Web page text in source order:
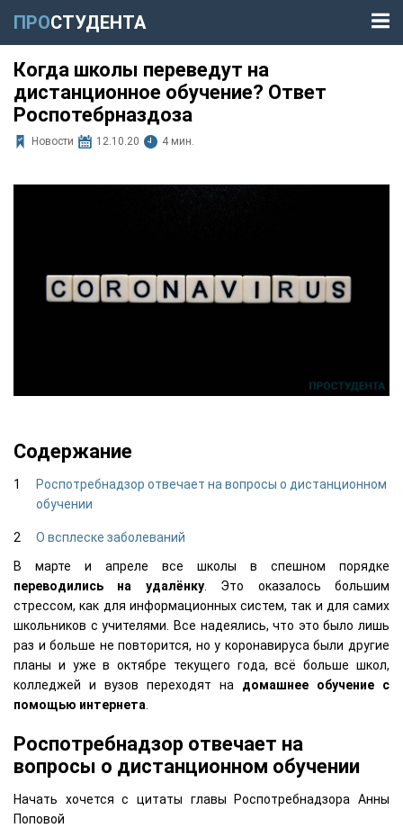
ПРОСТУДЕНТА
Когда школы переведут на
дистанционное обучение? Ответ
Роспотебрназдоза
Новости 12.10.20 4 мин.
Содержание
Роспотребнадзор отвечает на вопросы о дистанционном
обучении
О всплеске заболеваний
В марте и апреле все школы в спешном порядке
переводились на удалёнку. Это оказалось большим
стрессом, как для информационных систем, так и для самих
школьников с учителями. Все надеялись, что это было лишь
раз и больше не повторится, но у коронавируса были другие
планы и уже в октябре текущего года, всё больше школ,
колледжей и вузов переходят на домашнее обучение с
помощью интернета
Роспотребнадзор отвечает на
вопросы о дистанционном обучении
Начать хочется с цитаты главы Роспотребнадзора Анны
Поповой